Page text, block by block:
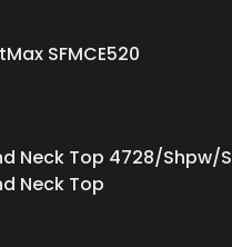
SFMCE520
Neck Top 4728/Shpw/S
Neck Top